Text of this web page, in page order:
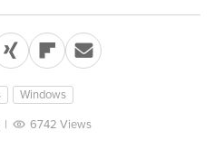
Windows
| 6742 Views